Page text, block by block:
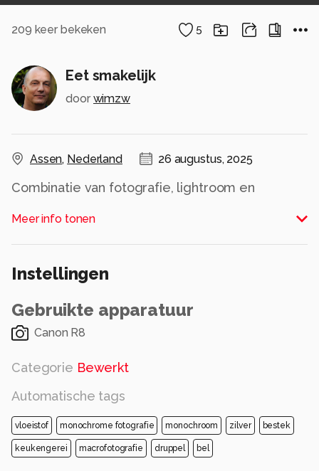
209 keer bekeken 5
Eet smakelijk
door wimzw
Assen, Nederland 26 augustus, 2025
Combinatie van fotografie, lightroom en
Meer info tonen
Instellingen
Gebruikte apparatuur
Canon R8
Categorie Bewerkt
Automatische tags
vloeistof monochrome fotografie monochroom zilver bestek
keukengerei macrofotografie druppel bel